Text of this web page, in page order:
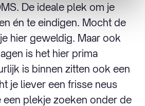
De ideale plek om je
én te eindigen. Mocht de
hier geweldig. Maar ook
is het hier prima
is binnen zitten ook een
je liever een frisse neus
een plekje zoeken onder de